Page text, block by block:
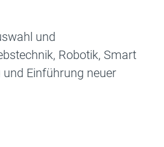
und
Robotik, Smart
Einführung neuer